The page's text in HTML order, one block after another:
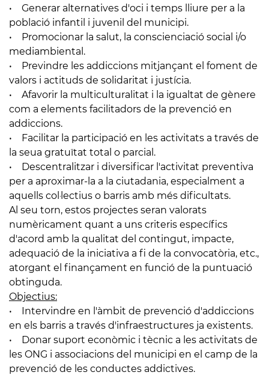
• Generar alternatives d'oci i temps lliure per a la
població infantil i juvenil del municipi.
• Promocionar la salut, la conscienciació social i/o
mediambiental.
• Previndre les addiccions mitjançant el foment de
valors i actituds de solidaritat i justícia.
• Afavorir la multiculturalitat i la igualtat de gènere
com a elements facilitadors de la prevenció en
addiccions.
• Facilitar la participació en les activitats a través de
la seua gratuïtat total o parcial.
• Descentralitzar i diversificar l'activitat preventiva
per a aproximar-la a la ciutadania, especialment a
aquells col·lectius o barris amb més dificultats.
Al seu torn, estos projectes seran valorats
numèricament quant a uns criteris específics
d'acord amb la qualitat del contingut, impacte,
adequació de la iniciativa a fi de la convocatòria, etc.,
atorgant el finançament en funció de la puntuació
obtinguda.
Objectius:
• Intervindre en l'àmbit de prevenció d'addiccions
en els barris a través d'infraestructures ja existents.
• Donar suport econòmic i tècnic a les activitats de
les ONG i associacions del municipi en el camp de la
prevenció de les conductes addictives.